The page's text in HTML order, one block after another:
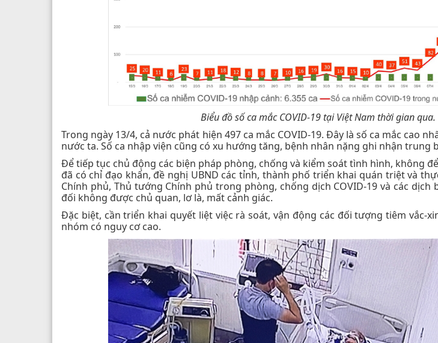
Biểu đồ số ca mắc COVID-19 tại Việt Nam thời gian qua.
Trong ngày 13/4, cả nước phát hiện 497 ca mắc COVID-19. Đây là số ca mắc cao
nước ta. Số ca nhập viện cũng có xu hướng tăng, bệnh nhân nặng ghi nhận trung
Để tiếp tục chủ động các biện pháp phòng, chống và kiểm soát tình hình, không
đã có chỉ đạo khẩn, đề nghị UBND các tỉnh, thành phố triển khai quán triệt và
Chính phủ, Thủ tướng Chính phủ trong phòng, chống dịch COVID-19 và các
đối không được chủ quan, lơ là, mất cảnh giác.
Đặc biệt, cần triển khai quyết liệt việc rà soát, vận động các đối tượng tiêm vắc-
nhóm có nguy cơ cao.